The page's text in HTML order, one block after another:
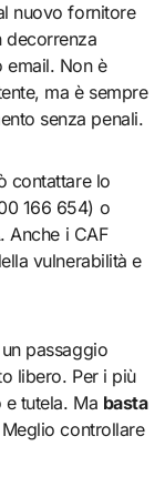
nuovo fornitore
decorrenza
email. Non è
ma è sempre
senza penali.
contattare lo
166 654) o
Anche i CAF
vulnerabilità e
passaggio
libero. Per i più
e tutela. Ma basta
controllare